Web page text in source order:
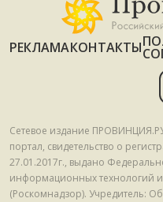
РЕКЛАМАКОНТАКТЫ
Сетевое издание
портал, свидетельство о
27.01.2017г., выдано
информационных технологий
(Роскомнадзор). Учредитель: